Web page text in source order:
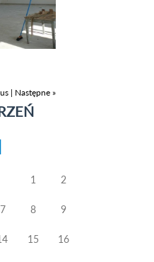
| Następne »
1 2
7 8 9
15 16